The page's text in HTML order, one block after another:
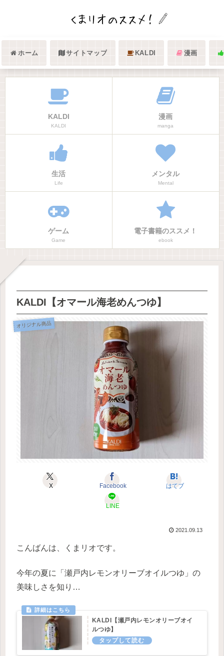
ホーム サイトマップ KALDI 漫画
KALDI
KALDI
漫画
manga
生活
Life
メンタル
Mental
ゲーム
Game
電子書籍のススメ！
ebook
KALDI【オマール海老めんつゆ】
オリジナル商品
X Facebook はてブ
LINE
2021.09.13
こんばんは、くまリオです。
今年の夏に「瀬戸内レモンオリーブオイルつゆ」の
美味しさを知り…
KALDI【瀬戸内レモンオリーブオイ
ルつゆ】